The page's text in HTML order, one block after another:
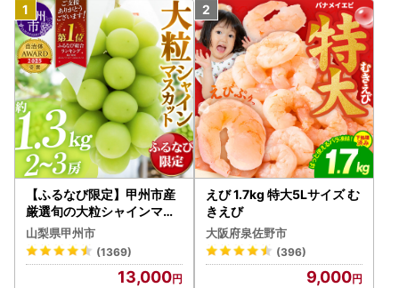
【ふるなび限定】甲州市産
厳選旬の大粒シャインマス
カット 約1.3kg 2～3房【2
026年発送】（MG）B12-
472 FN-Limited-VO シャ
インマスカット フルーツ
山梨県甲州市
(1369)
13,000
えび 1.7kg 特大5Lサイズ む
きえび
大阪府泉佐野市
(396)
9,000